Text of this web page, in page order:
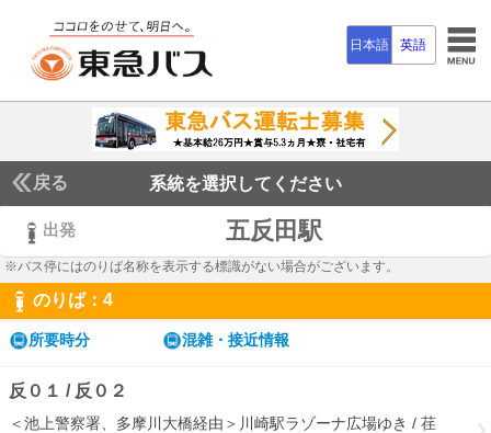
日本語 英語
戻る 系統を選択してください
出発 五反田駅
※バス停にはのりば名称を表示する標識がない場合がございます。
のりば： 4
4
所要時分 混雑・接近情報
反０１ / 反０２
＜池上警察署、多摩川大橋経由＞川崎駅ラゾーナ広場ゆき / 荏